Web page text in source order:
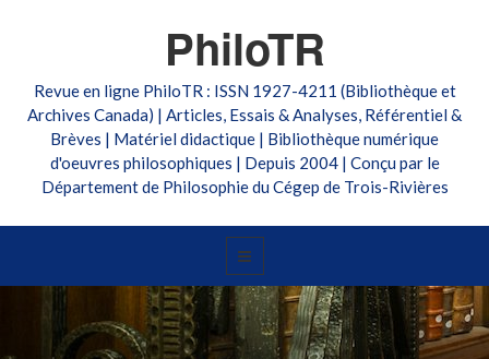
PhiloTR
Revue en ligne PhiloTR : ISSN 1927-4211 (Bibliothèque et
Archives Canada) | Articles, Essais & Analyses, Référentiel &
Brèves | Matériel didactique | Bibliothèque numérique
d'oeuvres philosophiques | Depuis 2004 | Conçu par le
Département de Philosophie du Cégep de Trois-Rivières